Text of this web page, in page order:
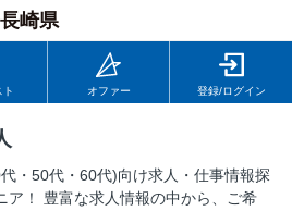
長崎県
オファー 登録/ログイン
・50代・60代)向け求⼈・仕事情報探
ア！ 豊富な求人情報の中から、ご希